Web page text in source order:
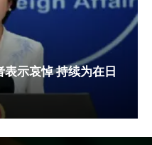
示哀悼 持续为在日